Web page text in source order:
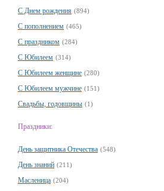
С Днем рождения (894)
С пополнением (465)
С праздником (284)
С Юбилеем (314)
С Юбилеем женщине (280)
С Юбилеем мужчине (151)
Свадьбы, годовщины (1)
Праздники:
День защитника Отечества (548)
День знаний (211)
Масленица (204)